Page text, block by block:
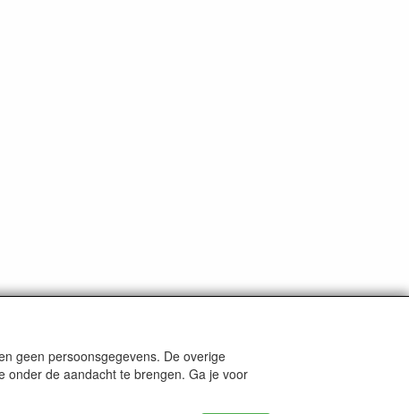
staat aangegeven.
geen persoonsgegevens. De overige
onder de aandacht te brengen. Ga je voor